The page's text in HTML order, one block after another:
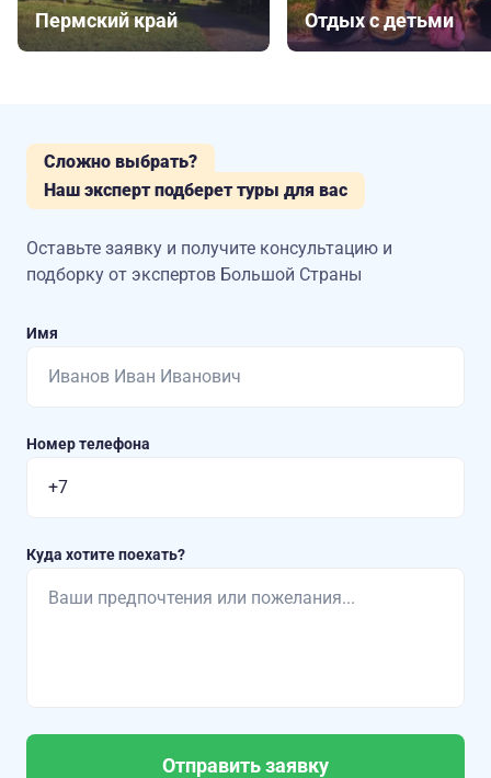
Пермский край Отдых с детьми
Сложно выбрать?
Наш эксперт подберет туры для вас
Оставьте заявку и получите консультацию и
подборку от экспертов Большой Страны
Имя
Номер телефона
Куда хотите поехать?
Отправить заявку